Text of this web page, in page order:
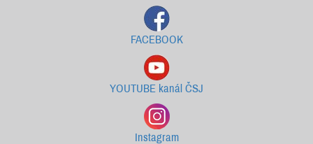
FACEBOOK
YOUTUBE kanál ČSJ
Instagram